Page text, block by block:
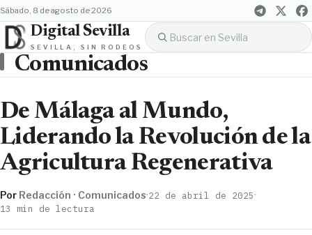
sábado, 8 de agosto de 2026
Digital Sevilla
SEVILLA, SIN RODEOS
Comunicados
De Málaga al Mundo,
Liderando la Revolución de la
Agricultura Regenerativa
Por Redacción · Comunicados·22 de abril de 2025·
13 min de lectura